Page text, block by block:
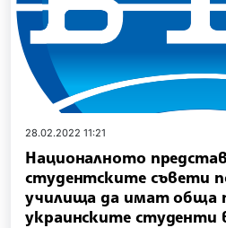
28.02.2022 11:21
Националното
студентските съвети
училища да имат обща
украинските студенти